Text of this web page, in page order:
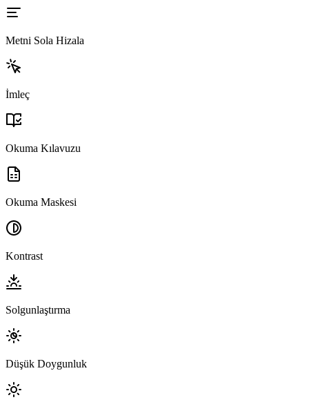
Metni Sola Hizala
İmleç
Okuma Kılavuzu
Okuma Maskesi
Kontrast
Solgunlaştırma
Düşük Doygunluk